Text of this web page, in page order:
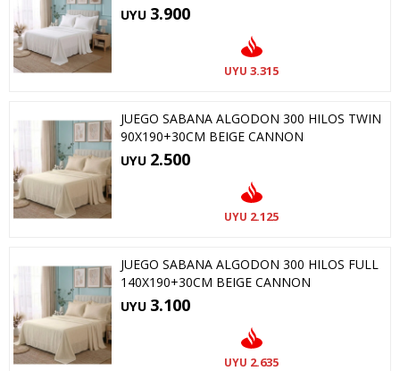
UYU 3.900
UYU 3.315
JUEGO SABANA ALGODON 300 HILOS TWIN
90X190+30CM BEIGE CANNON
UYU 2.500
UYU 2.125
JUEGO SABANA ALGODON 300 HILOS FULL
140X190+30CM BEIGE CANNON
UYU 3.100
UYU 2.635